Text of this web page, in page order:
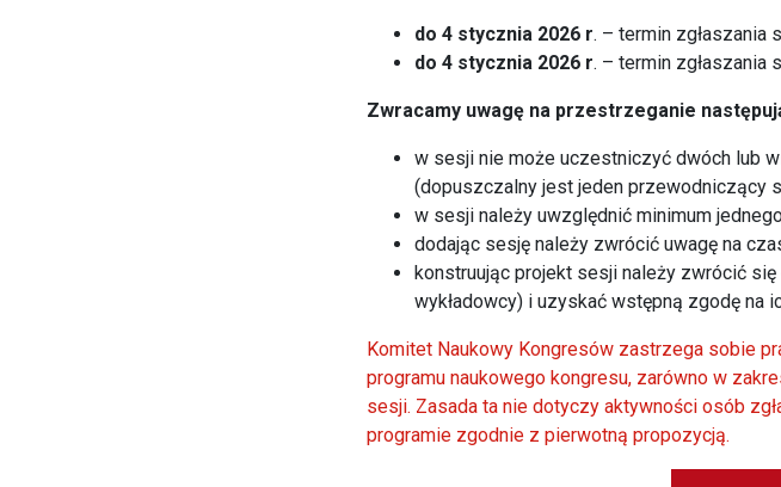
do 4 stycznia 2026 r. – termin zgłaszania
do 4 stycznia 2026 r. – termin zgłaszania
Zwracamy uwagę na przestrzeganie
w sesji nie może uczestniczyć dwóch lub
(dopuszczalny jest jeden przewodniczący
w sesji należy uwzględnić minimum
dodając sesję należy zwrócić uwagę na
konstruując projekt sesji należy zwrócić
wykładowcy) i uzyskać wstępną zgodę na
Komitet Naukowy Kongresów zastrzega sobie
programu naukowego kongresu, zarówno w
sesji. Zasada ta nie dotyczy aktywności osób
programie zgodnie z pierwotną propozycją.